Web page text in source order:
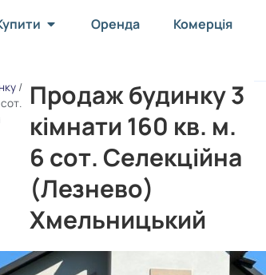
Оренда Комерція
/
Продаж будинку 3
кімнати 160 кв. м.
6 сот. Селекційна
(Лезнево)
Хмельницький